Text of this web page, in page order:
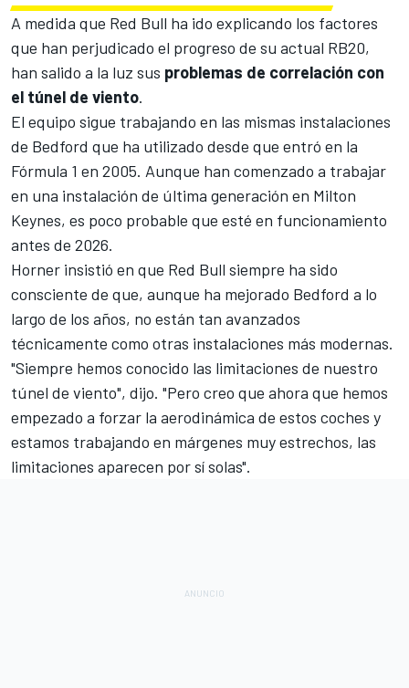
A medida que Red Bull ha ido explicando los factores
que han perjudicado el progreso de su actual RB20,
han salido a la luz sus problemas de correlación con
el túnel de viento.
El equipo sigue trabajando en las mismas instalaciones
de Bedford que ha utilizado desde que entró en la
Fórmula 1 en 2005. Aunque han comenzado a trabajar
en una instalación de última generación en Milton
Keynes, es poco probable que esté en funcionamiento
antes de 2026.
Horner insistió en que Red Bull siempre ha sido
consciente de que, aunque ha mejorado Bedford a lo
largo de los años, no están tan avanzados
técnicamente como otras instalaciones más modernas.
"Siempre hemos conocido las limitaciones de nuestro
túnel de viento", dijo. "Pero creo que ahora que hemos
empezado a forzar la aerodinámica de estos coches y
estamos trabajando en márgenes muy estrechos, las
limitaciones aparecen por sí solas".